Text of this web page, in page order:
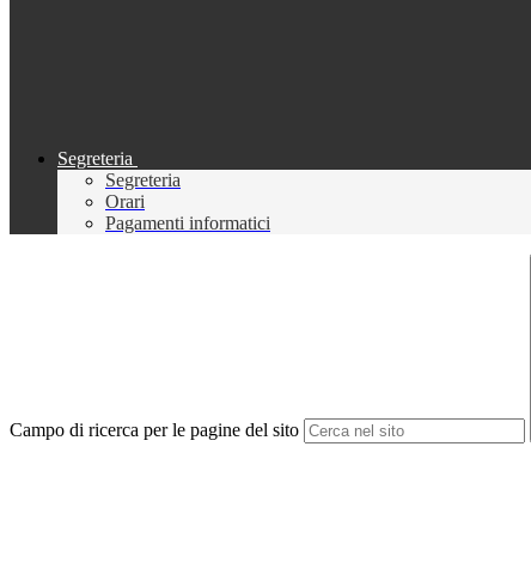
Segreteria
Segreteria
Orari
Pagamenti informatici
Campo di ricerca per le pagine del sito